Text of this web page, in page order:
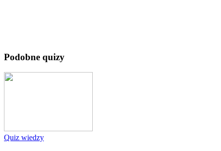
Podobne quizy
Quiz wiedzy